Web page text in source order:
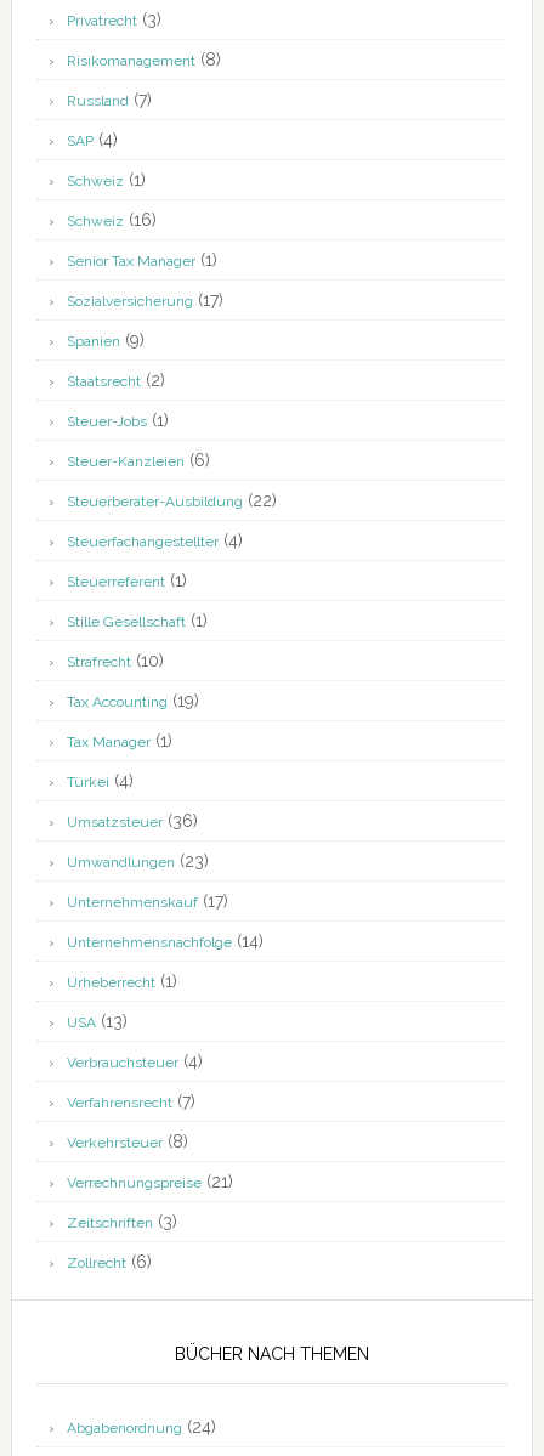
Privatrecht(3)
Risikomanagement(8)
Russland(7)
SAP(4)
Schweiz (1)
Schweiz (16)
Senior Tax Manager(1)
Sozialversicherung (17)
Spanien (9)
Staatsrecht(2)
Steuer-Jobs(1)
Steuer-Kanzleien (6)
Steuerberater-Ausbildung (22)
Steuerfachangestellter(4)
Steuerreferent(1)
Stille Gesellschaft(1)
Strafrecht(10)
Tax Accounting (19)
Tax Manager(1)
Türkei (4)
Umsatzsteuer(36)
Umwandlungen (23)
Unternehmenskauf(17)
Unternehmensnachfolge(14)
Urheberrecht(1)
USA(13)
Verbrauchsteuer(4)
Verfahrensrecht(7)
Verkehrsteuer(8)
Verrechnungspreise(21)
Zeitschriften (3)
Zollrecht(6)
BÜCHER NACH THEMEN
Abgabenordnung (24)